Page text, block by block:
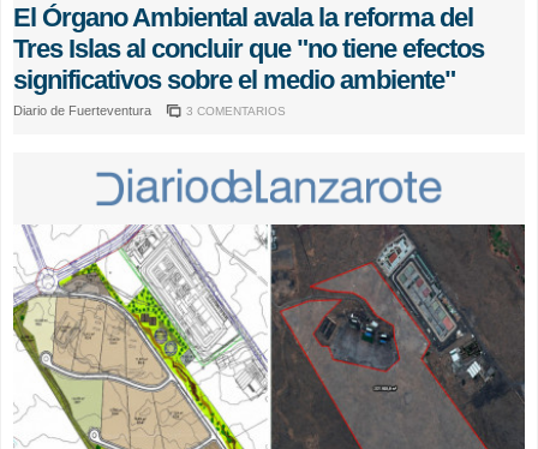
El Órgano Ambiental avala la reforma del
Tres Islas al concluir que "no tiene efectos
significativos sobre el medio ambiente"
Diario de Fuerteventura 3 COMENTARIOS